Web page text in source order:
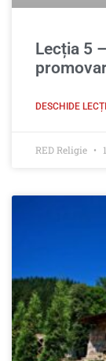
Lecția 5
DESCHIDE
RED Religie